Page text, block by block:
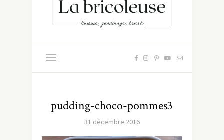
pudding-choco-pommes3
31 décembre 2016